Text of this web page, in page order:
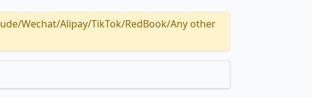
Wechat/Alipay/TikTok/RedBook/Any other